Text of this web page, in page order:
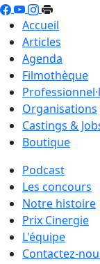
Accueil
Articles
Agenda
Filmothèque
Organisations
Castings &
Boutique
Podcast
Les concours
Notre histoire
Prix Cinergie
L'équipe
Contactez-